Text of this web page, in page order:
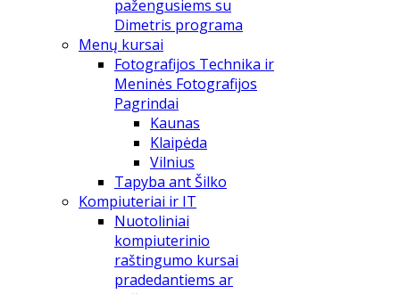
pažengusiems su
Dimetris programa
Menų kursai
Fotografijos Technika ir
Meninės Fotografijos
Pagrindai
Kaunas
Klaipėda
Vilnius
Tapyba ant Šilko
Kompiuteriai ir IT
Nuotoliniai
kompiuterinio
raštingumo kursai
pradedantiems ar